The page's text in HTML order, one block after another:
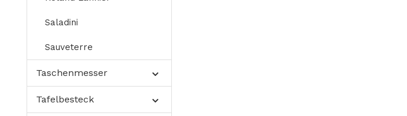
Saladini
Sauveterre
Taschenmesser
Tafelbesteck